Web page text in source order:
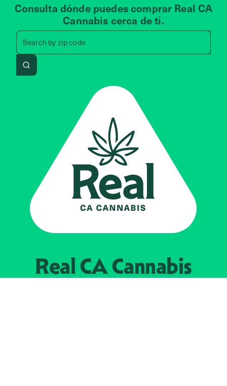
Consulta dónde puedes comprar Real CA
Cannabis cerca de ti.
Search byzip code
Search by zip code, address,
Search
Real CACannabis